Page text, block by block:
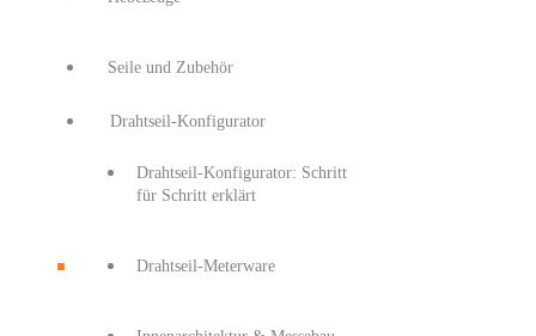
Seile und Zubehör
Drahtseil-Konfigurator
Drahtseil-Konfigurator: Schritt
für Schritt erklärt
Drahtseil-Meterware